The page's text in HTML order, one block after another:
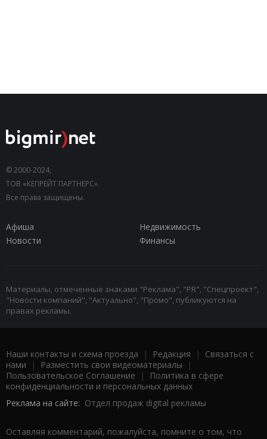
© 2000-2024,
ТОВ «КЕПРЕЙТ ПАРТНЕРС».
Все права защищены.
Афиша
Недвижимость
Новости
Финансы
Материалы, отмеченные знаками "Реклама", "PR", "Спецпроект",
"Новости компаний", "Актуально", "Промо", публикуются на
правах рекламы.
Наши контакты и схема проезда | Редакция | Связаться с
нами | Разместить свои видеоматериалы |
Пользовательское Соглашение |
Политика в сфере
конфиденциальности и персональных данных
Реклама на сайте: Отдел продаж digital рекламы
Оставляя комментарий, пожалуйста, помните о том, что